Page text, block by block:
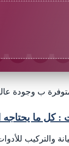
ب وجودة
: كل ما
والتركيب